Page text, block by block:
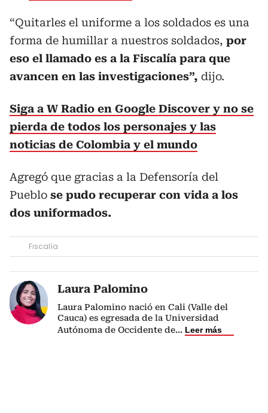
“Quitarles el uniforme a los soldados es una
forma de humillar a nuestros soldados, por
eso el llamado es a la Fiscalía para que
avancen en las investigaciones”, dijo.
Siga a W Radio en Google Discover y no se
pierda de todos los personajes y las
noticias de Colombia y el mundo
Agregó que gracias a la Defensoría del
Pueblo se pudo recuperar con vida a los
dos uniformados.
Fiscalía
Laura Palomino
Laura Palomino nació en Cali (Valle del
Cauca) es egresada de la Universidad
Autónoma de Occidente de... Leer más